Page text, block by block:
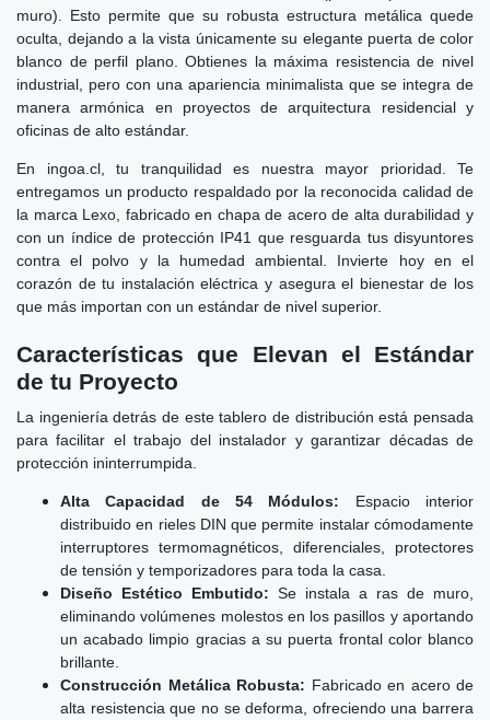
muro). Esto permite que su robusta estructura metálica quede
oculta, dejando a la vista únicamente su elegante puerta de color
blanco de perfil plano. Obtienes la máxima resistencia de nivel
industrial, pero con una apariencia minimalista que se integra de
manera armónica en proyectos de arquitectura residencial y
oficinas de alto estándar.
En ingoa.cl, tu tranquilidad es nuestra mayor prioridad. Te
entregamos un producto respaldado por la reconocida calidad de
la marca Lexo, fabricado en chapa de acero de alta durabilidad y
con un índice de protección IP41 que resguarda tus disyuntores
contra el polvo y la humedad ambiental. Invierte hoy en el
corazón de tu instalación eléctrica y asegura el bienestar de los
que más importan con un estándar de nivel superior.
Características que Elevan el Estándar
de tu Proyecto
La ingeniería detrás de este tablero de distribución está pensada
para facilitar el trabajo del instalador y garantizar décadas de
protección ininterrumpida.
Alta Capacidad de 54 Módulos: Espacio interior
distribuido en rieles DIN que permite instalar cómodamente
interruptores termomagnéticos, diferenciales, protectores
de tensión y temporizadores para toda la casa.
Diseño Estético Embutido: Se instala a ras de muro,
eliminando volúmenes molestos en los pasillos y aportando
un acabado limpio gracias a su puerta frontal color blanco
brillante.
Construcción Metálica Robusta: Fabricado en acero de
alta resistencia que no se deforma, ofreciendo una barrera